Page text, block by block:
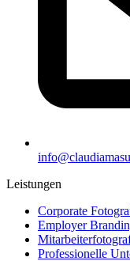
Leistungen
Corporate
Employer
Professionelle